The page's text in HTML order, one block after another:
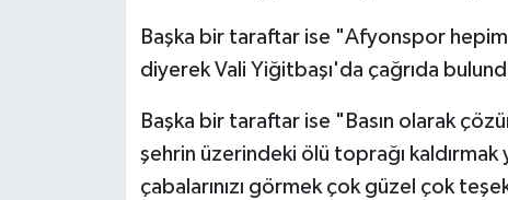
Başka bir taraftar ise "Afyonspor
diyerek Vali Yiğitbaşı'da çağrıda
Başka bir taraftar ise "Basın olarak
şehrin üzerindeki ölü toprağı
çabalarınızı görmek çok güzel çok